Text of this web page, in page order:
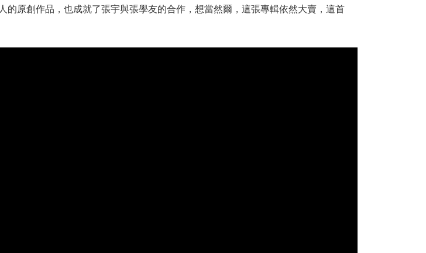
原創作品，也成就了張宇與張學友的合作，想當然爾，這張專輯依然大賣，這首